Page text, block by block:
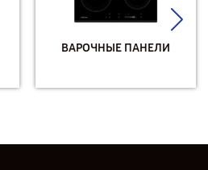
ВАРОЧНЫЕ ПАНЕЛИ